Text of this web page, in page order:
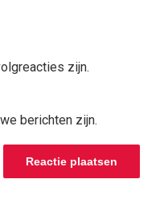
zijn.
berichten zijn.